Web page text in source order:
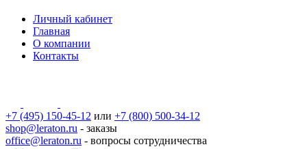
Личный кабинет
Главная
О компании
Контакты
+7 (495) 150-45-12 или +7 (800) 500-34-12
shop@leraton.ru - заказы
office@leraton.ru - вопросы сотрудничества